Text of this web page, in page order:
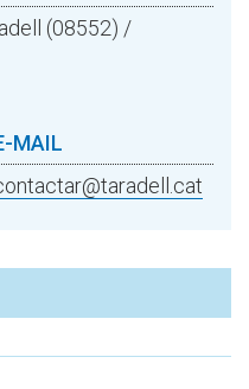
(08552) /
MAIL